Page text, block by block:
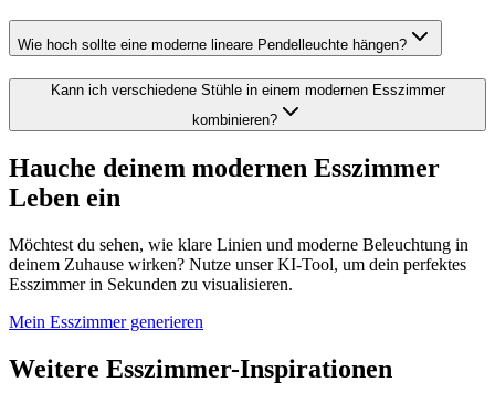
Wie hoch sollte eine moderne lineare Pendelleuchte hängen?
Kann ich verschiedene Stühle in einem modernen Esszimmer
kombinieren?
Hauche deinem modernen Esszimmer
Leben ein
Möchtest du sehen, wie klare Linien und moderne Beleuchtung in
deinem Zuhause wirken? Nutze unser KI-Tool, um dein perfektes
Esszimmer in Sekunden zu visualisieren.
Mein Esszimmer generieren
Weitere Esszimmer-Inspirationen